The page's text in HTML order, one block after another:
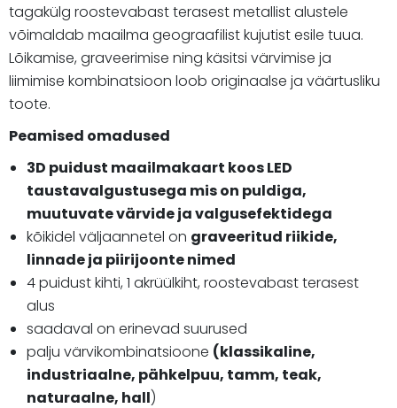
tagakülg roostevabast terasest metallist alustele
võimaldab maailma geograafilist kujutist esile tuua.
Lõikamise, graveerimise ning käsitsi värvimise ja
liimimise kombinatsioon loob originaalse ja väärtusliku
toote.
Peamised omadused
3D puidust maailmakaart koos LED
taustavalgustusega mis on puldiga,
muutuvate värvide ja valgusefektidega
kõikidel väljaannetel on graveeritud riikide,
linnade ja piirijoonte nimed
4 puidust kihti, 1 akrüülkiht, roostevabast terasest
alus
saadaval on erinevad suurused
palju värvikombinatsioone (klassikaline,
industriaalne, pähkelpuu, tamm, teak,
naturaalne, hall)